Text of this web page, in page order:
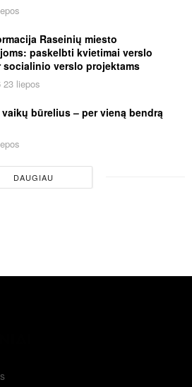
Raseinių miesto
paskelbti kvietimai verslo
socialinio verslo projektams
23 liepos
vaikų būrelius – per vieną bendrą
DAUGIAU